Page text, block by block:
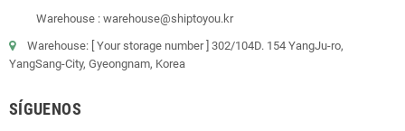
Warehouse : warehouse@shiptoyou.kr
Warehouse: [ Your storage number ] 302/104D. 154 YangJu-ro,
YangSang-City, Gyeongnam, Korea
SÍGUENOS